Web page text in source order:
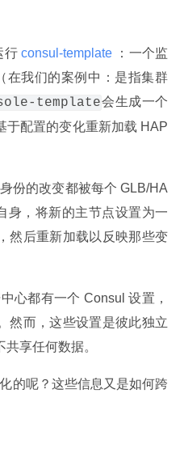
行 consul-template
：一个监
在我们的案例中：是指集群
template会生成一个
于配置的变化重新加载 HAP
份的改变都被每个 GLB/HA
身，将新的主节点设置为一
然后重新加载以反映那些变
心都有一个 Consul 设置，
然而，这些设置是彼此独立
享任何数据。
的呢？这些信息又是如何跨